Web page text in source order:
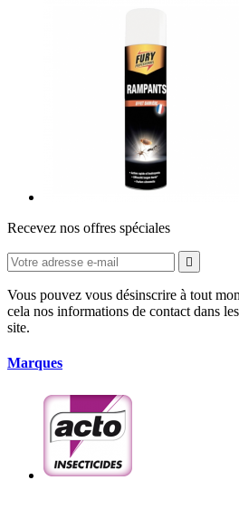
Recevez nos offres spéciales

Vous pouvez vous désinscrire à tout
cela nos informations de contact dans
site.
Marques